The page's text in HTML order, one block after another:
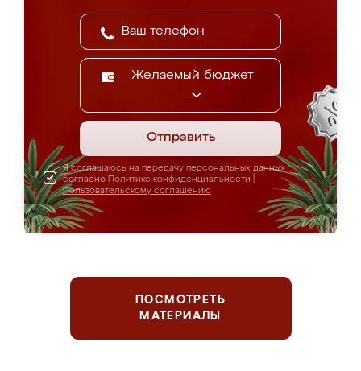
Желаемый бюджет
Отправить
Я соглашаюсь на передачу персональных данных
согласно Политике конфиденциальности
Пользовательскому соглашению
ПОСМОТРЕТЬ
МАТЕРИАЛЫ